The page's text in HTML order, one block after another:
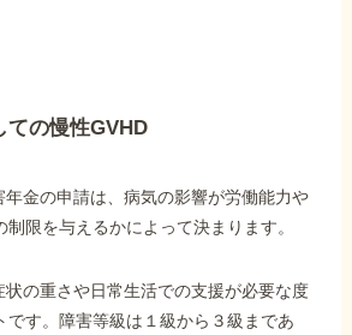
ての慢性GVHD
金の申請は、病気の影響が労働能力や
限を与えるかによって決まります。
の重さや日常生活での支援が必要な度
です。障害等級は１級から３級まであ